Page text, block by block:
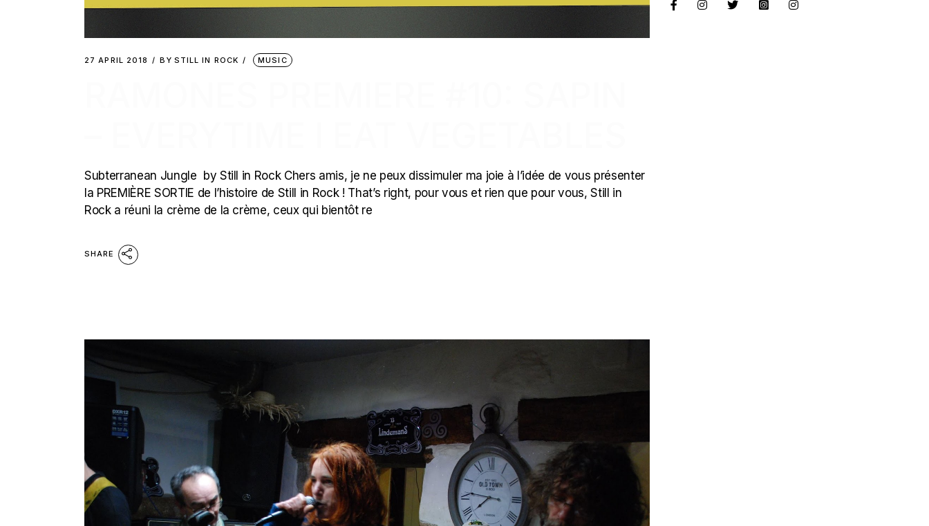
27 APRIL 2018 BY STILL IN ROCK MUSIC
Subterranean Jungle by Still in Rock Chers amis, je ne peux dissimuler ma joie à l’idée de vous présenter
la PREMIÈRE SORTIE de l’histoire de Still in Rock ! That’s right, pour vous et rien que pour vous, Still in
Rock a réuni la crème de la crème, ceux qui bientôt re
SHARE